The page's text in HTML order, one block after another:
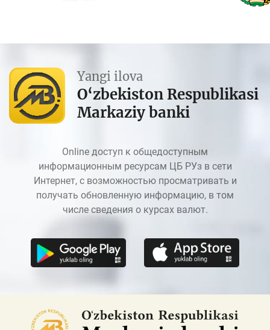
Yangi ilova
O‘zbekiston Respublikasi
Markaziy banki
Online доступ к общедоступным
информационным ресурсам ЦБ РУз в сети
Интернет, с возможностью просматривать и
получать обновленную информацию, в том
числе сведения о курсах валют.